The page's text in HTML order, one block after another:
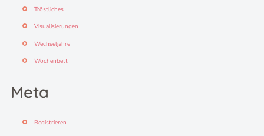
Tröstliches
Visualisierungen
Wechseljahre
Wochenbett
Meta
Registrieren